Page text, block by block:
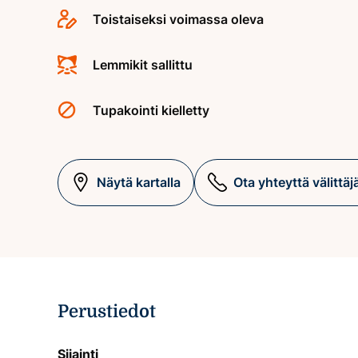
Toistaiseksi voimassa oleva
Lemmikit sallittu
Tupakointi kielletty
Näytä kartalla Ota yhteyttä
Perustiedot
Sijainti